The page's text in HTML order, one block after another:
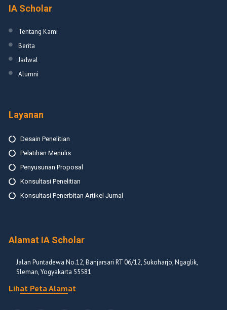
IA Scholar
Tentang Kami
Berita
Jadwal
Alumni
Layanan
Desain Penelitian
Pelatihan Menulis
Penyusunan Proposal
Konsultasi Penelitian
Konsultasi Penerbitan Artikel Jurnal
Alamat IA Scholar
Jalan Puntadewa No.12, Banjarsari RT 06/12, Sukoharjo, Ngaglik,
Sleman, Yogyakarta 55581
Lihat Peta Alamat